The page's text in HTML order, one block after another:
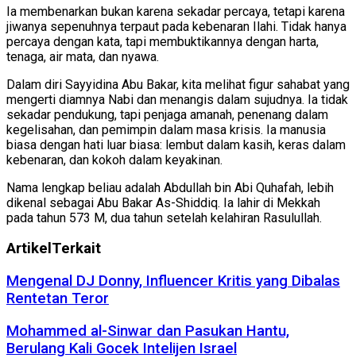
Ia membenarkan bukan karena sekadar percaya, tetapi karena
jiwanya sepenuhnya terpaut pada kebenaran Ilahi. Tidak hanya
percaya dengan kata, tapi membuktikannya dengan harta,
tenaga, air mata, dan nyawa.
Dalam diri Sayyidina Abu Bakar, kita melihat figur sahabat yang
mengerti diamnya Nabi dan menangis dalam sujudnya. Ia tidak
sekadar pendukung, tapi penjaga amanah, penenang dalam
kegelisahan, dan pemimpin dalam masa krisis. Ia manusia
biasa dengan hati luar biasa: lembut dalam kasih, keras dalam
kebenaran, dan kokoh dalam keyakinan.
Nama lengkap beliau adalah Abdullah bin Abi Quhafah, lebih
dikenal sebagai Abu Bakar As-Shiddiq. Ia lahir di Mekkah
pada tahun 573 M, dua tahun setelah kelahiran Rasulullah.
Artikel Terkait
Mengenal DJ Donny, Influencer Kritis yang Dibalas
Rentetan Teror
Mohammed al-Sinwar dan Pasukan Hantu,
Berulang Kali Gocek Intelijen Israel